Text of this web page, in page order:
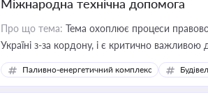
Міжнародна технічна допомога
Про що тема: Тема охоплює процеси
Україні з-за кордону, і є критично
інфраструктурних проєктів
Паливно-енергетичний комплекс